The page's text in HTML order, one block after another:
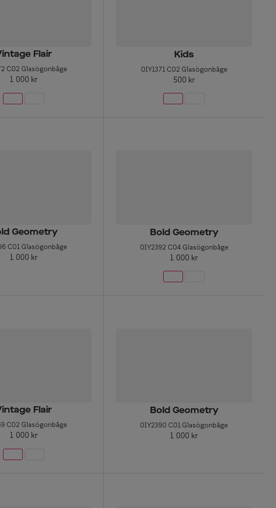
Flair
C02 Glasögonbåge
1 000 kr
Kids
0IY1371 C02 Glasögonbåge
500 kr
Geometry
C01 Glasögonbåge
1 000 kr
Bold Geometry
0IY2392 C04 Glasögonbåge
1 000 kr
Flair
C02 Glasögonbåge
1 000 kr
Bold Geometry
0IY2390 C01 Glasögonbåge
1 000 kr